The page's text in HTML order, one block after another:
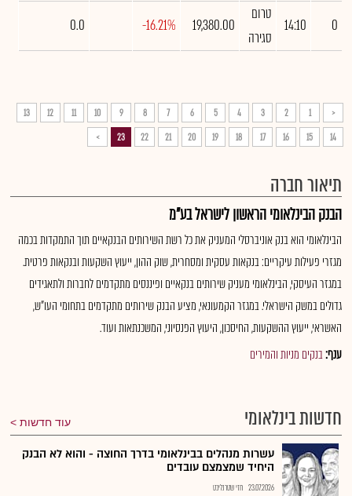
0
14:10
טרום
סגירה
19,380.00
-16.21%
0.0
<
1
2
3
4
5
6
7
8
9
10
11
12
13
14
15
16
17
18
19
20
21
22
23
>
תיאור חברה
הבנק הבינלאומי הראשון לישראל בע"מ
הבינלאומי הוא בנק אוניברסלי המעניק את כל רשת השירותים הבנקאיים תוך התמקדות בכמה
מגזרי פעילות עיקריים: בנקאות עסקית ומסחרית, שוק ההון, ייעוץ השקעות ובנקאות פרטית.
במגזר העיסקי, הבינלאומי מעניק שירותים בנקאיים ופיננסים מתקדמים לחברות ולתאגידים
גדולים במשק הישראלי. במגזר הקמעונאי, מציע הבנק שירותים מתקדמים בתחומי העו"ש,
האשראי, ייעוץ ההשקעות, החיסכון, היעוץ הפנסיוני, המשכנתאות ועוד.
ענף:בנקים מניות והמירים
חדשות בינלאומי עוד חדשות
עשרות מנהלים בבינלאומי בדרך החוצה - והוא לא הבנק
היחיד שמצמצם עובדים
23.07.2026 חזי שטרנליכט